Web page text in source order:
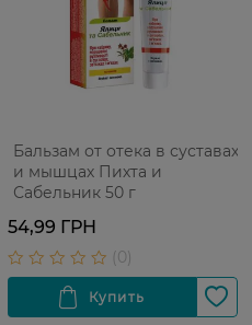
Бальзам от отека в суставах
и мышцах Пихта и
Сабельник 50 г
54,99 ГРН